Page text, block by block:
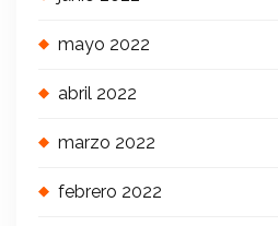
mayo 2022
abril 2022
marzo 2022
febrero 2022